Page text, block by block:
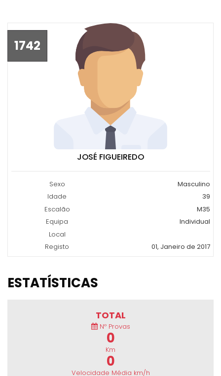
1742
JOSÉ FIGUEIREDO
Sexo
Masculino
Idade
39
Escalão
M35
Equipa
Individual
Local
Registo
01, Janeiro de 2017
ESTATÍSTICAS
TOTAL
Nº Provas
0
Km
0
Velocidade Média km/h